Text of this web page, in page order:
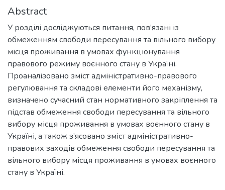
Abstract
У розділі досліджуються питання, пов’язані із
обмеженням свободи пересування та вільного вибору
місця проживання в умовах функціонування
правового режиму воєнного стану в Україні.
Проаналізовано зміст адміністративно-правового
регулювання та складові елементи його механізму,
визначено сучасний стан нормативного закріплення та
підстав обмеження свободи пересування та вільного
вибору місця проживання в умовах воєнного стану в
Україні, а також з’ясовано зміст адміністративно-
правових заходів обмеження свободи пересування та
вільного вибору місця проживання в умовах воєнного
стану в Україні.